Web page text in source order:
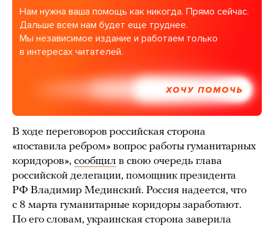
Нам нужна ваша помощь как никогда. Прямо сейчас.
Дальше всем нам будет еще труднее.
Мы независимое издание и работаем только
в интересах читателей.
ХОЧУ ПОМОЧЬ
В ходе переговоров российская сторона
«поставила ребром» вопрос работы гуманитарных
коридоров», сообщил в свою очередь глава
российской делегации, помощник президента
РФ Владимир Мединский. Россия надеется, что
с 8 марта гуманитарные коридоры заработают.
По его словам, украинская сторона заверила